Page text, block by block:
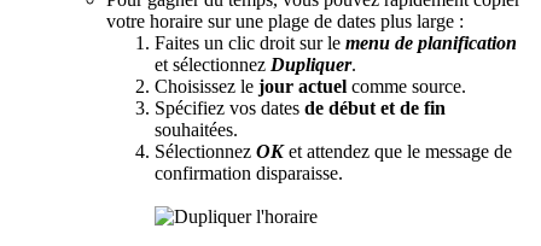
votre horaire sur une plage de dates plus large :
Faites un clic droit sur le menu de planification
et sélectionnez Dupliquer.
Choisissez le jour actuel comme source.
Spécifiez vos dates de début et de fin
souhaitées.
Sélectionnez OKet attendez que le message de
confirmation disparaisse.